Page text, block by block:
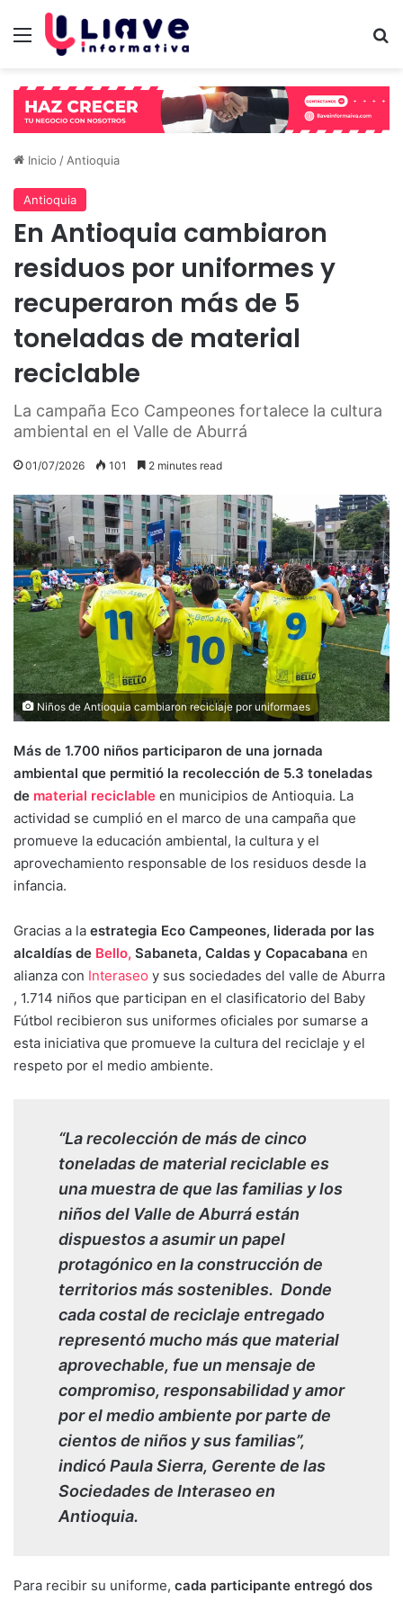
Menú
Inicio / Antioquia
Antioquia
En Antioquia cambiaron
residuos por uniformes y
recuperaron más de 5
toneladas de material
reciclable
La campaña Eco Campeones fortalece la cultura
ambiental en el Valle de Aburrá
01/07/2026 101 2 minutes read
Niños de Antioquia cambiaron reciclaje por uniformaes
Más de 1.700 niños participaron de una jornada
ambiental que permitió la recolección de 5.3 toneladas
de material reciclable en municipios de Antioquia. La
actividad se cumplió en el marco de una campaña que
promueve la educación ambiental, la cultura y el
aprovechamiento responsable de los residuos desde la
infancia.
Gracias a la estrategia Eco Campeones, liderada por las
alcaldías de Bello, Sabaneta, Caldas y Copacabana en
alianza con Interaseo y sus sociedades del valle de Aburra
, 1.714 niños que participan en el clasificatorio del Baby
Fútbol recibieron sus uniformes oficiales por sumarse a
esta iniciativa que promueve la cultura del reciclaje y el
respeto por el medio ambiente.
“La recolección de más de cinco
toneladas de material reciclable es
una muestra de que las familias y los
niños del Valle de Aburrá están
dispuestos a asumir un papel
protagónico en la construcción de
territorios más sostenibles. Donde
cada costal de reciclaje entregado
representó mucho más que material
aprovechable, fue un mensaje de
compromiso, responsabilidad y amor
por el medio ambiente por parte de
cientos de niños y sus familias”,
indicó Paula Sierra, Gerente de las
Sociedades de Interaseo en
Antioquia.
Para recibir su uniforme, cada participante entregó dos